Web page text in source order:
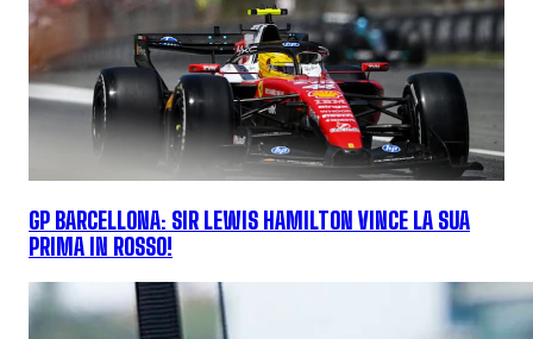
GP BARCELLONA: SIR LEWIS HAMILTON VINCE LA SUA
PRIMA IN ROSSO!